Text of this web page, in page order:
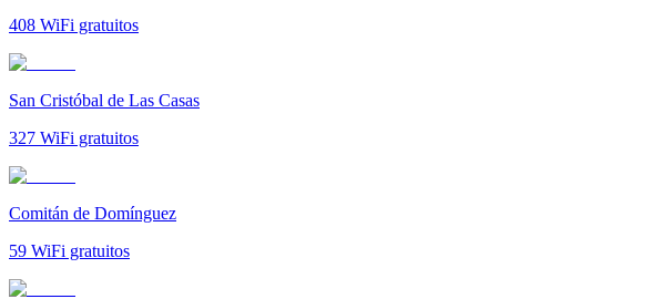
408 WiFi gratuitos
San Cristóbal de Las Casas
327 WiFi gratuitos
Comitán de Domínguez
59 WiFi gratuitos